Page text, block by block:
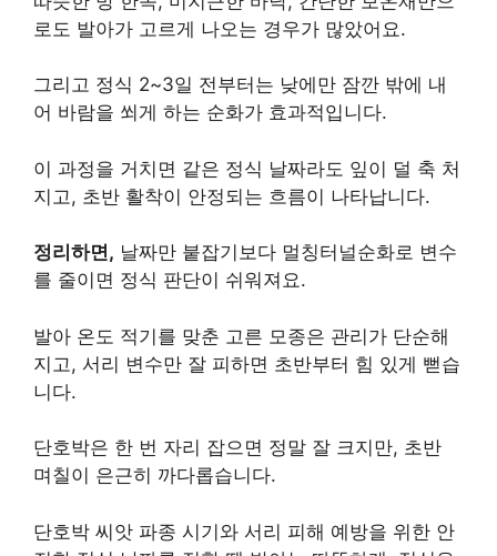
로도 발아가 고르게 나오는 경우가 많았어요.
그리고 정식 2~3일 전부터는 낮에만 잠깐 밖에 내
어 바람을 쐬게 하는 순화가 효과적입니다.
이 과정을 거치면 같은 정식 날짜라도 잎이 덜 축 처
지고, 초반 활착이 안정되는 흐름이 나타납니다.
정리하면, 날짜만 붙잡기보다 멀칭터널순화로 변수
를 줄이면 정식 판단이 쉬워져요.
발아 온도 적기를 맞춘 고른 모종은 관리가 단순해
지고, 서리 변수만 잘 피하면 초반부터 힘 있게 뻗습
니다.
단호박은 한 번 자리 잡으면 정말 잘 크지만, 초반
며칠이 은근히 까다롭습니다.
단호박 씨앗 파종 시기와 서리 피해 예방을 위한 안